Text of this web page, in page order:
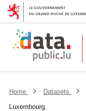
Home Datasets
Luxembourg.